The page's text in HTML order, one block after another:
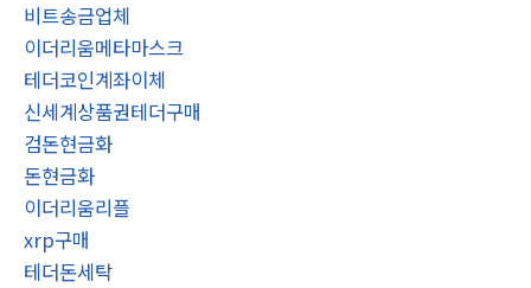
비트송금업체
이더리움메타마스크
테더코인계좌이체
신세계상품권테더구매
검돈현금화
돈현금화
이더리움리플
xrp구매
테더돈세탁